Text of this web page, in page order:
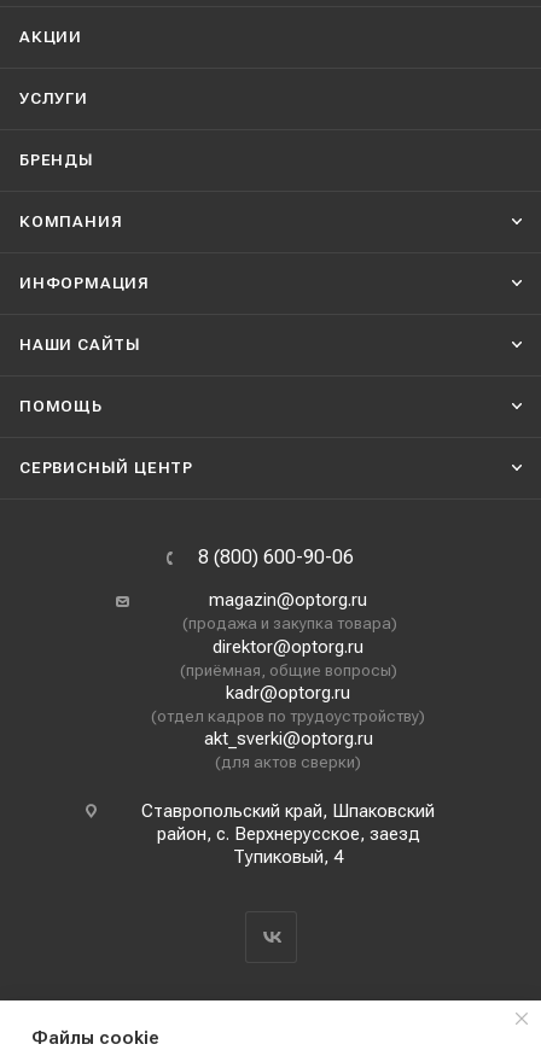
АКЦИИ
УСЛУГИ
БРЕНДЫ
КОМПАНИЯ
ИНФОРМАЦИЯ
НАШИ CАЙТЫ
ПОМОЩЬ
СЕРВИСНЫЙ ЦЕНТР
8 (800) 600-90-06
magazin@optorg.ru
(продажа и закупка товара)
direktor@optorg.ru
(приёмная, общие вопросы)
kadr@optorg.ru
(отдел кадров по трудоустройству)
akt_sverki@optorg.ru
(для актов сверки)
Ставропольский край, Шпаковский
район, с. Верхнерусское, заезд
Тупиковый, 4
Файлы cookie